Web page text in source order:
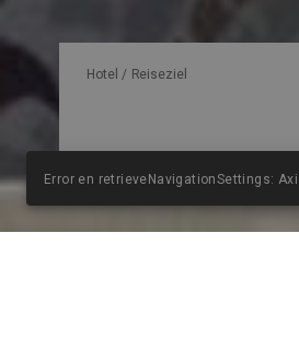
Hotel / Reiseziel
Error en retrieveNavigationSettings: